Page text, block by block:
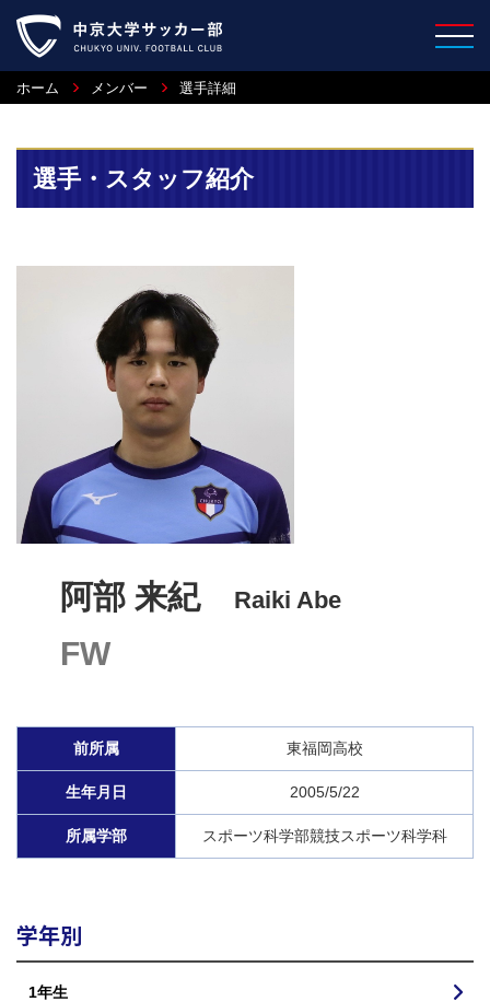
ホーム メンバー 選手詳細
選手・スタッフ紹介
阿部 来紀 Raiki Abe
FW
前所属 東福岡高校
生年月日 2005/5/22
所属学部 スポーツ科学部競技スポーツ科学科
学年別
1年生